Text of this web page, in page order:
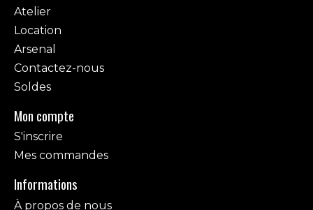
Atelier
Location
Arsenal
Contactez-nous
Soldes
Mon compte
S'inscrire
Mes commandes
Informations
À propos de nous